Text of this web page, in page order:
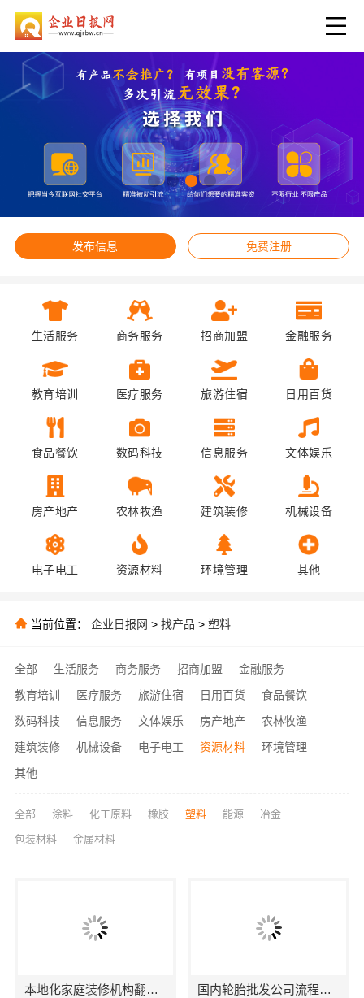
发布信息 免费注册
生活服务 商务服务 招商加盟 金融服务
教育培训 医疗服务 旅游住宿 日用百货
食品餐饮 数码科技 信息服务 文体娱乐
房产地产 农林牧渔 建筑装修 机械设备
电子电工 资源材料 环境管理 其他
当前位置： 企业日报网 > 找产品 > 塑料
全部 生活服务 商务服务 招商加盟
金融服务
教育培训
医疗服务 旅游住宿 日用百货
食品餐饮
数码科技
信息服务 文体娱乐 房产地产
农林牧渔
建筑装修
机械设备 电子电工 资源材料
环境管理
其他
全部 涂料 化工原料 橡胶 塑料 能源 冶金
包装材料 金属材料
本地化家庭装修机构翻新嘉兴绿色之家建材科技有限公司 国内轮胎批发公司流程：湖北省腾冠畅实业贸易有限公司指南